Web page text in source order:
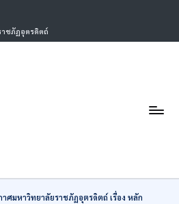
าชภัฏอุตรดิตถ์
าศมหาวิทยาลัยราชภัฏอุตรดิตถ์ เรื่อง หลัก